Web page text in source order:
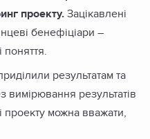
проекту. Зацікавлені
бенефіціари –
поняття.
результатам та
вимірювання результатів
проекту можна вважати,